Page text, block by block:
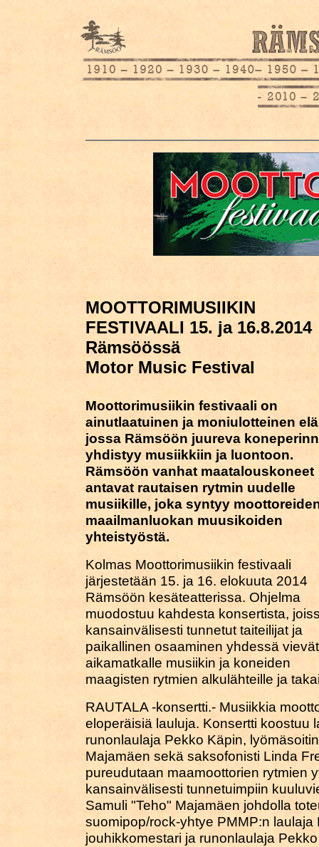
MOOTTORIMUSIIKIN
FESTIVAALI 15. ja 16.8.2014
Rämsöössä
Motor Music Festival
Moottorimusiikin festivaali on
ainutlaatuinen ja moniulotteinen
jossa Rämsöön juureva
yhdistyy musiikkiin ja luontoon.
Rämsöön vanhat maatalouskoneet
antavat rautaisen rytmin uudelle
musiikille, joka syntyy
maailmanluokan muusikoiden
yhteistyöstä.
Kolmas Moottorimusiikin festivaali
järjestetään 15. ja 16. elokuuta 2014
Rämsöön kesäteatterissa. Ohjelma
muodostuu kahdesta konsertista,
kansainvälisesti tunnetut taiteilijat ja
paikallinen osaaminen yhdessä vievät
aikamatkalle musiikin ja koneiden
maagisten rytmien alkulähteille ja
RAUTALA -konsertti.- Musiikkia
eloperäisiä lauluja. Konsertti koostuu
runonlaulaja Pekko Käpin,
Majamäen sekä saksofonisti Linda
pureudutaan maamoottorien rytmien
kansainvälisesti tunnetuimpiin
Samuli "Teho" Majamäen johdolla
suomipop/rock-yhtye PMMP:n
jouhikkomestari ja runonlaulaja